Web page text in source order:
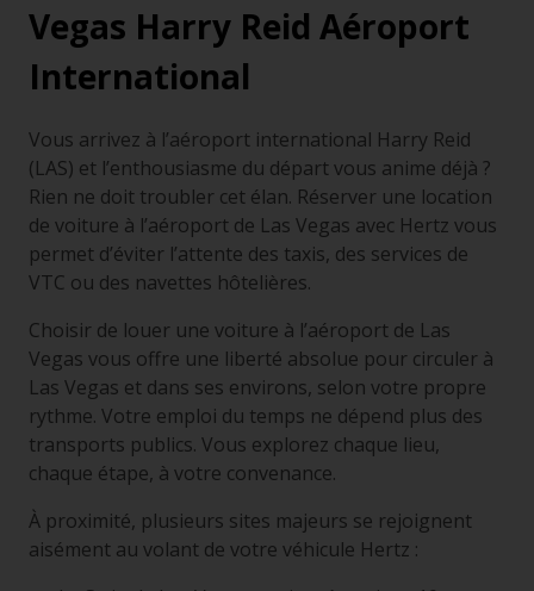
Vegas Harry Reid Aéroport
International
Vous arrivez à l’aéroport international Harry Reid
(LAS) et l’enthousiasme du départ vous anime déjà ?
Rien ne doit troubler cet élan. Réserver une location
de voiture à l’aéroport de Las Vegas avec Hertz vous
permet d’éviter l’attente des taxis, des services de
VTC ou des navettes hôtelières.
Choisir de louer une voiture à l’aéroport de Las
Vegas vous offre une liberté absolue pour circuler à
Las Vegas et dans ses environs, selon votre propre
rythme. Votre emploi du temps ne dépend plus des
transports publics. Vous explorez chaque lieu,
chaque étape, à votre convenance.
À proximité, plusieurs sites majeurs se rejoignent
aisément au volant de votre véhicule Hertz :